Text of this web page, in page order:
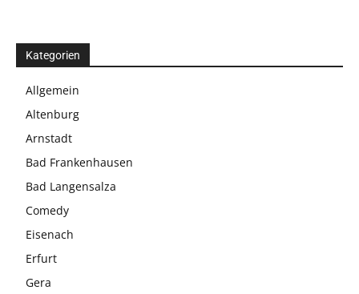
Kategorien
Allgemein
Altenburg
Arnstadt
Bad Frankenhausen
Bad Langensalza
Comedy
Eisenach
Erfurt
Gera